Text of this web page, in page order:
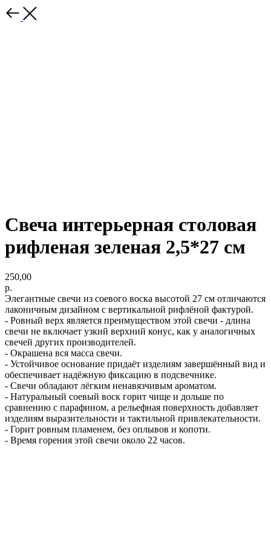
Свеча интерьерная столовая
рифленая зеленая 2,5*27 см
250,00
р.
Элегантные свечи из соевого воска высотой 27 см отличаются
лаконичным дизайном с вертикальной рифлёной фактурой.
- Ровный верх является преимуществом этой свечи - длина
свечи не включает узкий верхний конус, как у аналогичных
свечей других производителей.
- Окрашена вся масса свечи.
- Устойчивое основание придаёт изделиям завершённый вид и
обеспечивает надёжную фиксацию в подсвечнике.
- Свечи обладают лёгким ненавязчивым ароматом.
- Натуральный соевый воск горит чище и дольше по
сравнению с парафином, а рельефная поверхность добавляет
изделиям выразительности и тактильной привлекательности.
- Горит ровным пламенем, без оплывов и копоти.
- Время горения этой свечи около 22 часов.